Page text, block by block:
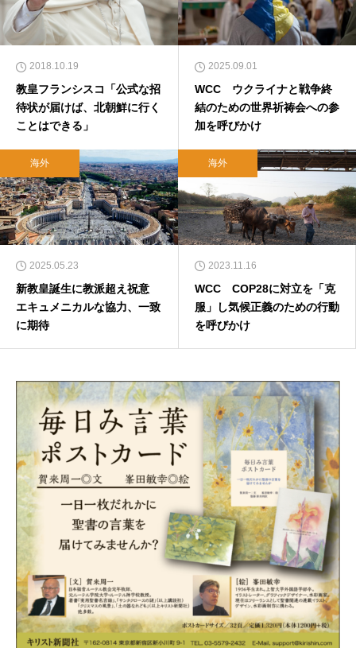
2018.10.19
教皇フランシスコ「公式な招
待状が届けば、北朝鮮に行く
ことはできる」
2025.09.01
WCC ウクライナと戦争終
結のための世界祈祷会への参
加を呼びかけ
海外
2025.05.23
新教皇誕生に教派超え祝意
エキュメニカルな協力、一致
に期待
海外
2023.11.16
WCC COP28に対立を「克
服」し気候正義のための行動
を呼びかけ